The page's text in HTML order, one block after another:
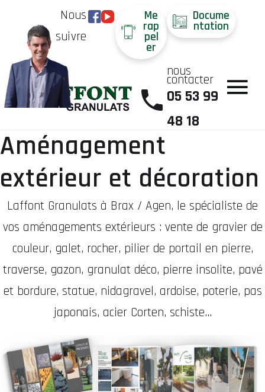
Nous
suivre
Me
rap
pel
er
Docume
ntation
nous
contacter
05 53 99
48 18
Aménagement
extérieur et décoration
Laffont Granulats à Brax / Agen, le spécialiste de
vos aménagements extérieurs : vente de gravier de
couleur, galet, rocher, pilier de portail en pierre,
traverse, gazon, granulat déco, pierre insolite, pavé
et bordure, statue, nidagravel, ardoise, poterie, pas
japonais, acier Corten, schiste...